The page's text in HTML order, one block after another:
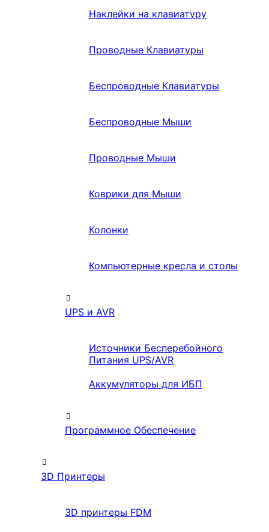
Наклейки на клавиатуру
Проводные Клавиатуры
Беспроводные Клавиатуры
Беспроводные Мыши
Проводные Мыши
Коврики для Мыши
Колонки
Компьютерные кресла и столы
UPS и AVR
Источники Бесперебойного
Питания UPS/AVR
Аккумуляторы для ИБП
Программное Обеспечение
3D Принтеры
3D принтеры FDM